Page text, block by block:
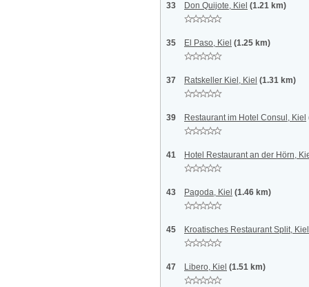
33 Don Quijote, Kiel (1.21 km)
35 El Paso, Kiel (1.25 km)
37 Ratskeller Kiel, Kiel (1.31 km)
39 Restaurant im Hotel Consul, Kiel
41 Hotel Restaurant an der Hörn,
43 Pagoda, Kiel (1.46 km)
45 Kroatisches Restaurant Split, Kiel
47 Libero, Kiel (1.51 km)